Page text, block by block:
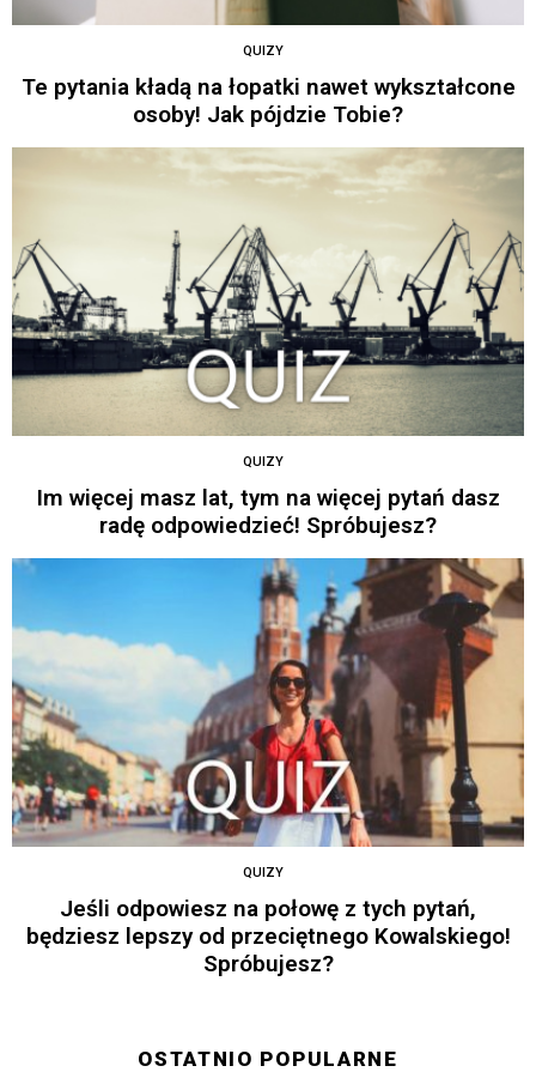
QUIZY
Te pytania kładą na łopatki nawet wykształcone
osoby! Jak pójdzie Tobie?
QUIZY
Im więcej masz lat, tym na więcej pytań dasz
radę odpowiedzieć! Spróbujesz?
QUIZY
Jeśli odpowiesz na połowę z tych pytań,
będziesz lepszy od przeciętnego Kowalskiego!
Spróbujesz?
OSTATNIO POPULARNE